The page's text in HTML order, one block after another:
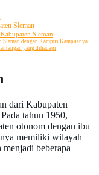
Sleman
Sleman
Sleman dengan Kampus Kampusnya
yang dihadapi
dari Kabupaten
tahun 1950,
otonom dengan ibu
memiliki wilayah
beberapa